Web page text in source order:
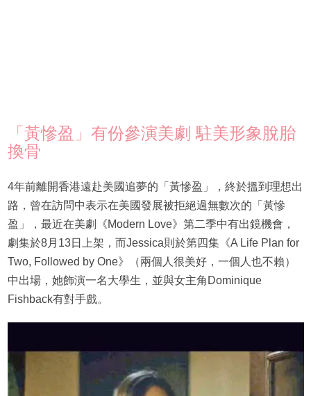
「黃慘盈」有份參演美劇 駐美形象脫胎
換骨
4年前離開香港遠赴美國追夢的「黃慘盈」，終於搵到理想出
路，曾在訪問中表示在美國發展被拒絕過無數次的「黃慘
盈」，最近在美劇《Modern Love》第二季中有出鏡機會，
劇集於8月13日上架，而Jessica則於第四集《A Life Plan for
Two, Followed by One》（兩個人很美好，一個人也不賴）
中出場，她飾演一名大學生，並與女主角Dominique
Fishback有對手戲。